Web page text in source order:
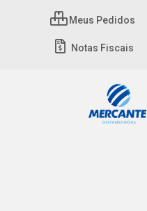
Meus Pedidos
Notas Fiscais